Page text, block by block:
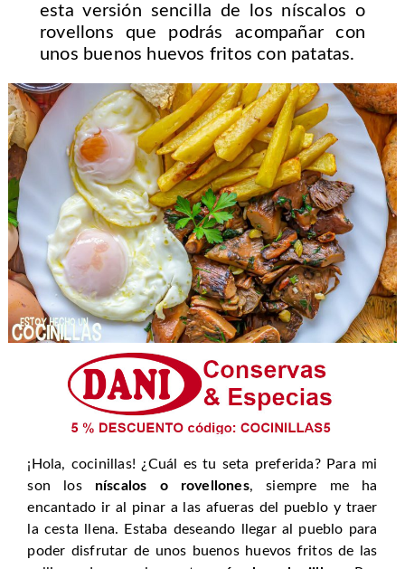
esta versión sencilla de los níscalos o
rovellons que podrás acompañar con
unos buenos huevos fritos con patatas.
¡Hola, cocinillas! ¿Cuál es tu seta preferida? Para mi
son los níscalos o rovellones, siempre me ha
encantado ir al pinar a las afueras del pueblo y traer
la cesta llena. Estaba deseando llegar al pueblo para
poder disfrutar de unos buenos huevos fritos de las